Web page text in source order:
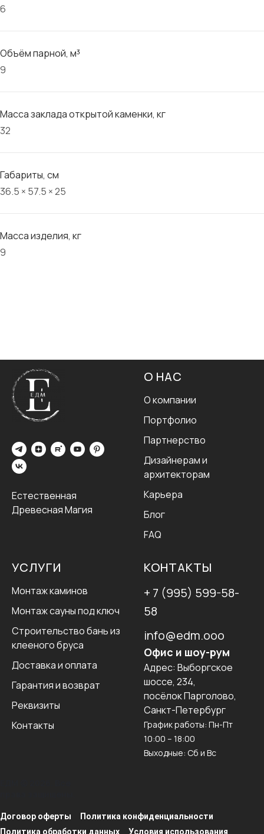
6
Объём парной, м³
9
Масса заклада открытой каменки, кг
32
Габариты, см
36.5 × 57.5 × 25
Масса изделия, кг
9
Естественная
Древесная Магия
О НАС
О компании
Портфолио
Партнерство
Дизайнерам и
архитекторам
Карьера
Блог
FAQ
УСЛУГИ
Монтаж каминов
Монтаж сауны под ключ
Строительство бань из
клееного бруса
Доставка и оплата
Гарантия и возврат
Реквизиты
Контакты
КОНТАКТЫ
+ 7 (995) 599-58-
58
info@edm.ooo
Офис и шоу-рум
Адрес: Выборгское
шоссе, 234,
посёлок Парголово,
Санкт-Петербург
График работы: Пн-Пт
10:00 – 18:00
Выходные: Сб и Вс
Договор оферты
Политика конфиденциальности
Политика обработки данных
Условия использования